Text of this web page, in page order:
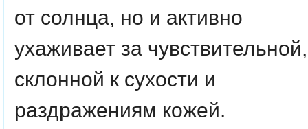
от солнца, но и активно
ухаживает за чувствительной,
склонной к сухости и
раздражениям кожей.